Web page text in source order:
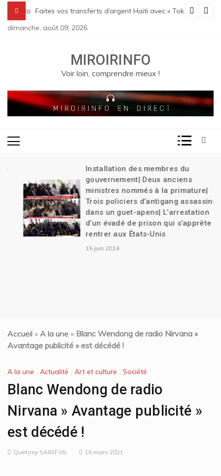
content
Le bilan des massacres de Pont Sondé s’alourdit| La
Faites vos transferts d’argent Haïti avec « Tokay »
dimanche, août 09, 2026
MIROIRINFO
Voir loin, comprendre mieux !
Installation des membres du
gouvernement| Deux anciens
ministres nommés à la primature|
Trois policiers d’antigang assassinés
dans un guet-apens| L’arrestation
d’un évadé de prison qui s’apprête à
rentrer aux États-Unis
15 juin 2024
Accueil » A la une » Blanc Wendong de radio Nirvana »
Avantage publicité » est décédé !
A la une , Actualité , Art et culture , Société
Blanc Wendong de radio
Nirvana » Avantage publicité »
est décédé !
Quetony SAINT-VIL 16 mars 2021